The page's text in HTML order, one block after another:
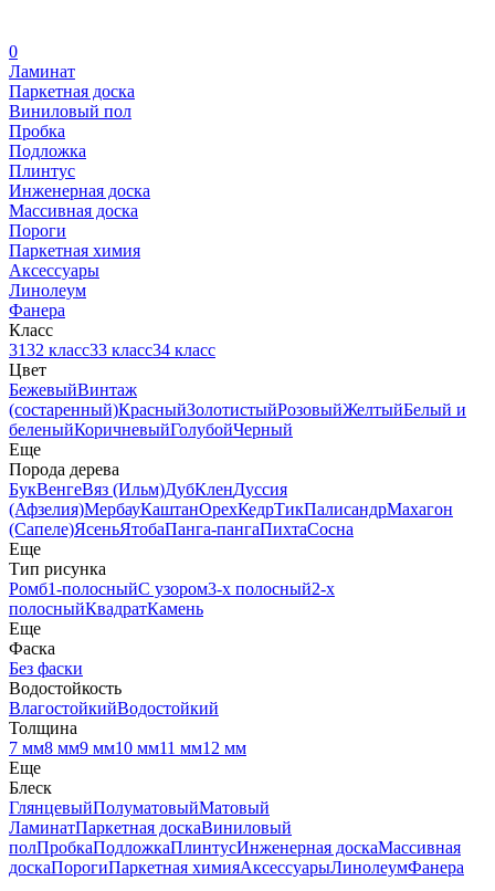
0
Ламинат
Паркетная доска
Виниловый пол
Пробка
Подложка
Плинтус
Инженерная доска
Массивная доска
Пороги
Паркетная химия
Аксессуары
Линолеум
Фанера
Класс
3132 класс33 класс34 класс
Цвет
БежевыйВинтаж
(состаренный)КрасныйЗолотистыйРозовыйЖелтыйБелый и
беленыйКоричневыйГолубойЧерный
Еще
Порода дерева
БукВенгеВяз (Ильм)ДубКленДуссия
(Афзелия)МербауКаштанОрехКедрТикПалисандрМахагон
(Сапеле)ЯсеньЯтобаПанга-пангаПихтаСосна
Еще
Тип рисунка
Ромб1-полосныйС узором3-х полосный2-х
полосныйКвадратКамень
Еще
Фаска
Без фаски
Водостойкость
ВлагостойкийВодостойкий
Толщина
7 мм8 мм9 мм10 мм11 мм12 мм
Еще
Блеск
ГлянцевыйПолуматовыйМатовый
ЛаминатПаркетная доскаВиниловый
полПробкаПодложкаПлинтусИнженерная доскаМассивная
доскаПорогиПаркетная химияАксессуарыЛинолеумФанера